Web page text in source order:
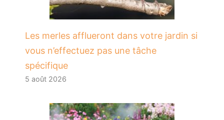
Les merles afflueront dans votre jardin si
vous n’effectuez pas une tâche
spécifique
5 août 2026